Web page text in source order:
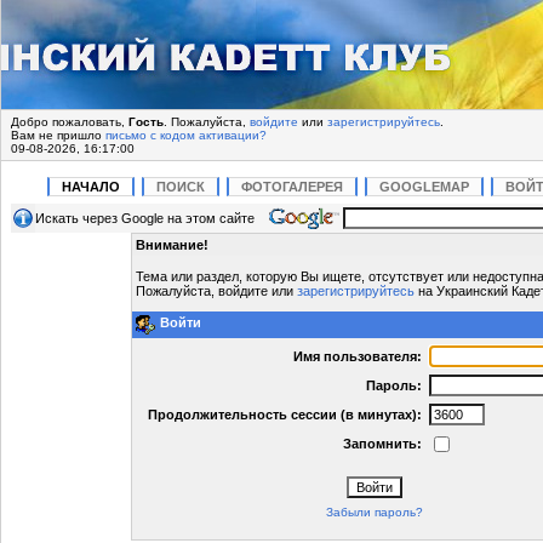
Добро пожаловать, Гость . Пожалуйста, войдите или зарегистрируйтесь
Вам не пришло письмо с кодом активации?
09-08-2026, 16:17:00
НАЧАЛО ПОИСК ФОТОГАЛЕРЕЯ GOOGLEMAP
Искать через Google на этом сайте
Внимание!
Тема или раздел, которую Вы ищете, отсутствует или
Пожалуйста, войдите или зарегистрируйтесь на Украинский
Войти
Имя пользователя:
Пароль:
Продолжительность сессии (в минутах):
Запомнить:
Забыли пароль?